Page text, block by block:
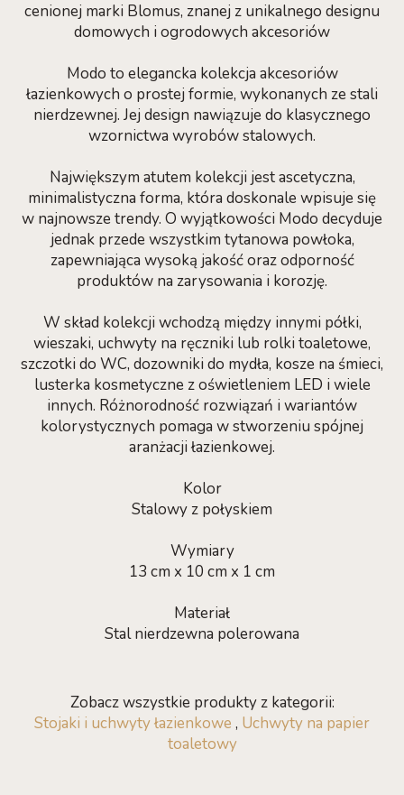
cenionej marki Blomus, znanej z unikalnego designu
domowych i ogrodowych akcesoriów
Modo to elegancka kolekcja akcesoriów
łazienkowych o prostej formie, wykonanych ze stali
nierdzewnej. Jej design nawiązuje do klasycznego
wzornictwa wyrobów stalowych.
Największym atutem kolekcji jest ascetyczna,
minimalistyczna forma, która doskonale wpisuje się
w najnowsze trendy. O wyjątkowości Modo decyduje
jednak przede wszystkim tytanowa powłoka,
zapewniająca wysoką jakość oraz odporność
produktów na zarysowania i korozję.
W skład kolekcji wchodzą między innymi półki,
wieszaki, uchwyty na ręczniki lub rolki toaletowe,
szczotki do WC, dozowniki do mydła, kosze na śmieci,
lusterka kosmetyczne z oświetleniem LED i wiele
innych. Różnorodność rozwiązań i wariantów
kolorystycznych pomaga w stworzeniu spójnej
aranżacji łazienkowej.
Kolor
Stalowy z połyskiem
Wymiary
13 cm x 10 cm x 1 cm
Materiał
Stal nierdzewna polerowana
Zobacz wszystkie produkty z kategorii:
Stojaki i uchwyty łazienkowe , Uchwyty na papier
toaletowy